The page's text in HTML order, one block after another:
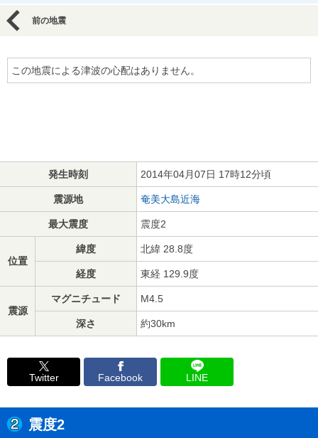
前の地震
この地震による津波の心配はありません。
発生時刻 2014年04月07日 17時12分頃
震源地 奄美大島近海
最大震度 震度2
位置
緯度 北緯 28.8度
経度 東経 129.9度
震源
マグニチュード M4.5
深さ 約30km
Twitter Facebook LINE
震度2